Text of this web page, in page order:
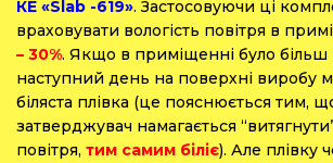
КЕ «Slab -619». Застосовуючи ці
враховувати вологість повітря в
– 30%. Якщо в приміщенні було більш
наступний день на поверхні виробу
біляста плівка (це пояснюється тим,
затверджувач намагається
повітря, тим самим біліє). Але плівку